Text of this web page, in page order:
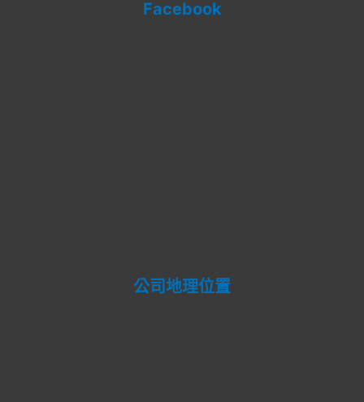
Facebook
公司地理位置